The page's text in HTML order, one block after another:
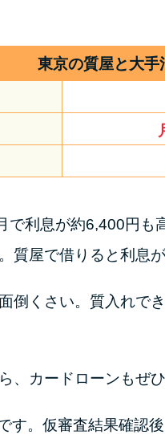
東京の質屋と大手
利息が約6,400円も
質屋で借りると利息
倒くさい。質入れで
、カードローンもぜ
す。仮審査結果確認